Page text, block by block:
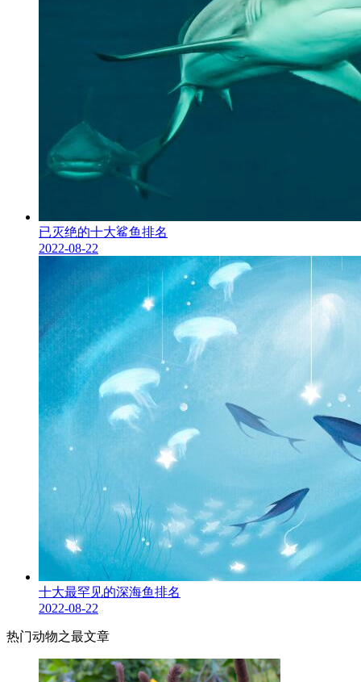
已灭绝的十大鲨鱼排名
2022-08-22
十大最罕见的深海鱼排名
2022-08-22
热门动物之最文章